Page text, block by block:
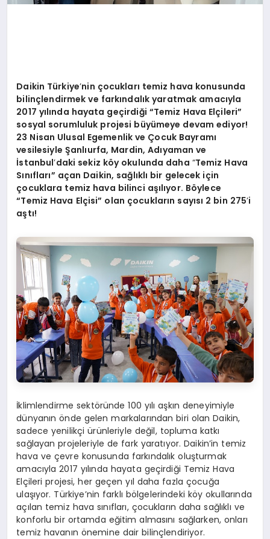
Daikin Türkiye’nin çocukları temiz hava konusunda
bilinçlendirmek ve farkındalık yaratmak amacıyla
2017 yılında hayata geçirdiği “Temiz Hava Elçileri”
sosyal sorumluluk projesi büyümeye devam ediyor!
23 Nisan Ulusal Egemenlik ve Çocuk Bayramı
vesilesiyle Şanlıurfa, Mardin, Adıyaman ve
İstanbul’daki sekiz köy okulunda daha “Temiz Hava
Sınıfları” açan Daikin, sağlıklı bir gelecek için
çocuklara temiz hava bilinci aşılıyor. Böylece
“Temiz Hava Elçisi” olan çocukların sayısı 2 bin 275’i
aştı!
İklimlendirme sektöründe 100 yılı aşkın deneyimiyle
dünyanın önde gelen markalarından biri olan Daikin,
sadece yenilikçi ürünleriyle değil, topluma katkı
sağlayan projeleriyle de fark yaratıyor. Daikin’in temiz
hava ve çevre konusunda farkındalık oluşturmak
amacıyla 2017 yılında hayata geçirdiği Temiz Hava
Elçileri projesi, her geçen yıl daha fazla çocuğa
ulaşıyor. Türkiye’nin farklı bölgelerindeki köy okullarında
açılan temiz hava sınıfları, çocukların daha sağlıklı ve
konforlu bir ortamda eğitim almasını sağlarken, onları
temiz havanın önemine dair bilinçlendiriyor.